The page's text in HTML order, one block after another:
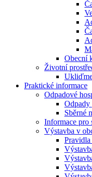
Obecní
Životní
Praktické informace
Odpadové
Odpady
Sběrné
Informace pro
Výstavba v